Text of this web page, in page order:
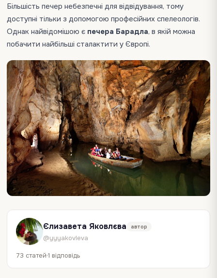
Більшість печер небезпечні для відвідування, тому
доступні тільки з допомогою професійних спелеологів.
Однак найвідомішою є печера Барадла, в якій можна
побачити найбільші сталактити у Європі.
Єлизавета Яковлєва автор
@yyyakovleva
73 статей 1 відповідь